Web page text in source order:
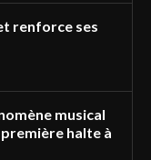
renforce ses
musical
halte à